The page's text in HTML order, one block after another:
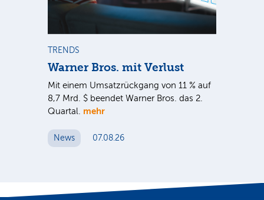
TRENDS
Warner Bros. mit Verlust
Mit einem Umsatzrückgang von 11 % auf
8,7 Mrd. $ beendet Warner Bros. das 2.
Quartal. mehr
News 07.08.26